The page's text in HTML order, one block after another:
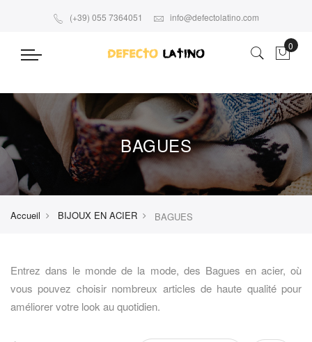
(+39) 055 7364051 info@defectolatino.com
BAGUES
Accueil BIJOUX EN ACIER BAGUES
Entrez dans le monde de la mode, des Bagues en acier, où
vous pouvez choisir nombreux articles de haute qualité pour
améliorer votre look au quotidien.